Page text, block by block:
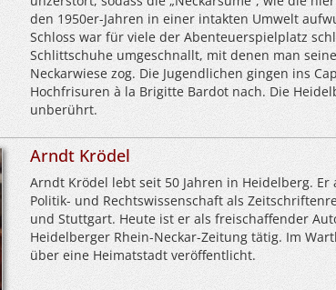
den 1950er-Jahren in einer intakten Umwelt
Schloss war für viele der Abenteuerspielplatz
Schlittschuhe umgeschnallt, mit denen man
Neckarwiese zog. Die Jugendlichen gingen ins
Hochfrisuren à la Brigitte Bardot nach. Die
unberührt.
Arndt Krödel
Arndt Krödel lebt seit 50 Jahren in Heidelberg.
Politik- und Rechtswissenschaft als
und Stuttgart. Heute ist er als freischaffender
Heidelberger Rhein-Neckar-Zeitung tätig. Im
über eine Heimatstadt veröffentlicht.